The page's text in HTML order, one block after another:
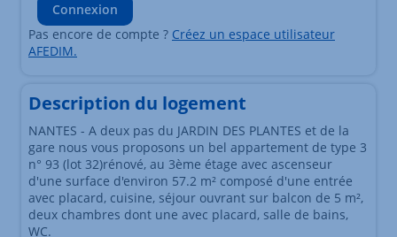
Connexion
Pas encore de compte ? Créez un espace utilisateur
AFEDIM.
Description du logement
NANTES - A deux pas du JARDIN DES PLANTES et de la
gare nous vous proposons un bel appartement de type 3
n° 93 (lot 32)rénové, au 3ème étage avec ascenseur
d'une surface d'environ 57.2 m² composé d'une entrée
avec placard, cuisine, séjour ouvrant sur balcon de 5 m²,
deux chambres dont une avec placard, salle de bains,
WC.